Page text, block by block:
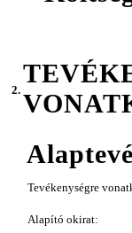
2.
Tevékenységre
Alapító okirat: